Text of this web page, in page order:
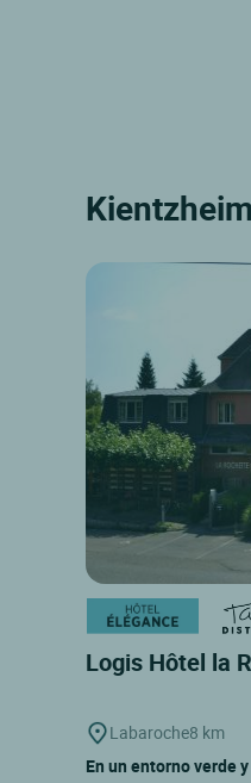
Logis Hôtel la
Labaroche8 km
En un entorno verde